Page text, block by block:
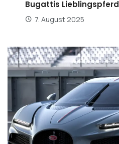
Bugattis Lieblingspferd
7. August 2025